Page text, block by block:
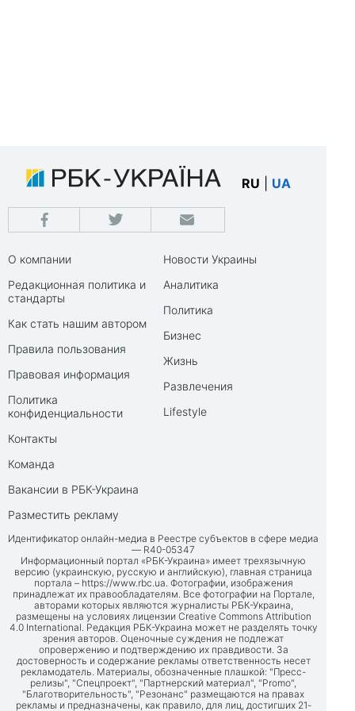
RU UA
О компании
Редакционная политика и
стандарты
Как стать нашим автором
Правила пользования
Правовая информация
Политика
конфиденциальности
Контакты
Команда
Вакансии в РБК-Украина
Разместить рекламу
Новости Украины
Аналитика
Политика
Бизнес
Жизнь
Развлечения
Lifestyle
Идентификатор онлайн-медиа в Реестре субъектов в сфере медиа
— R40-05347
Информационный портал «РБК-Украина» имеет трехязычную
версию (украинскую, русскую и английскую), главная страница
портала – https://www.rbc.ua. Фотографии, изображения
принадлежат их правообладателям. Все фотографии на Портале,
авторами которых являются журналисты РБК-Украина,
размещены на условиях лицензии Creative Commons Attribution
4.0 International. Редакция РБК-Украина может не разделять точку
зрения авторов. Оценочные суждения не подлежат
опровержению и подтверждению их правдивости. За
достоверность и содержание рекламы ответственность несет
рекламодатель. Материалы, обозначенные плашкой: "Пресс-
релизы", "Спецпроект", "Партнерский материал", "Promo",
"Благотворительность", "Резонанс" размещаются на правах
рекламы и предназначены, как правило, для лиц, достигших 21-